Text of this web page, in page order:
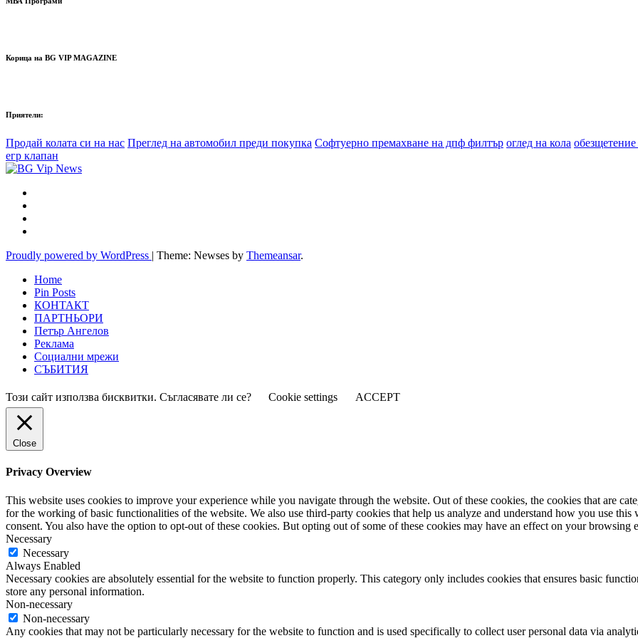
Корица на BG VIP MAGAZINE
Приятели:
Продай колата си на нас Преглед на автомобил преди покупка Софтуерно премахване на дпф филтър оглед на кола
егр клапан
Proudly powered by WordPress | Theme: Newses by Themeansar.
Home
Pin Posts
КОНТАКТ
ПАРТНЬОРИ
Петър Ангелов
Реклама
Социални мрежи
СЪБИТИЯ
Този сайт използва бисквитки. Съгласявате ли се? Cookie settings ACCEPT
Close
Privacy Overview
This website uses cookies to improve your experience while you navigate through the website. Out of these cookies, the cookies that are
for the working of basic functionalities of the website. We also use third-party cookies that help us analyze and understand how you use
consent. You also have the option to opt-out of these cookies. But opting out of some of these cookies may have an effect on your browsing
Necessary
Necessary
Always Enabled
Necessary cookies are absolutely essential for the website to function properly. This category only includes cookies that ensures basic
store any personal information.
Non-necessary
Non-necessary
Any cookies that may not be particularly necessary for the website to function and is used specifically to collect user personal data via